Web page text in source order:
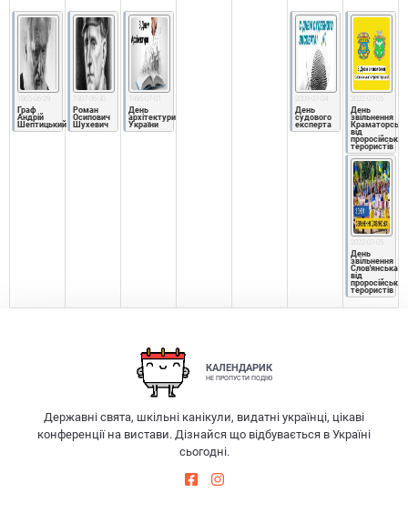
1865-06-29
Граф
Андрій
Шептицький
Роман
Осипович
Шухевич
1995-07-01
День
архітектури
України
2009-07-04
День
судового
експерта
2022-07-05
День
звільнення
від
проросійських
терористів
2022-07-05
День
звільнення
Слов'янська
від
проросійських
терористів
КАЛЕНДАРИК
НЕ ПРОПУСТИ ПОДІЮ
Державні свята, шкільні канікули, видатні українці, цікаві
конференції на вистави. Дізнайся що відбувається в Україні
сьогодні.